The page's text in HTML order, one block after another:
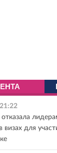
визах для